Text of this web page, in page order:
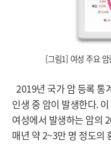
[그림1] 여성 주요
2019년 국가 암 등록 통
인생 중 암이 발생한다.
여성에서 발생하는 암의
매년 약 2~3만 명 정도의